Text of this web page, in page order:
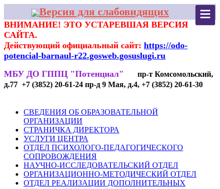
Версия для слабовидящих
ВНИМАНИЕ! ЭТО УСТАРЕВШАЯ ВЕРСИЯ
САЙТА.
Действующий официальный сайт: https://odo-
potencial-barnaul-r22.gosweb.gosuslugi.ru
МБУ ДО ГППЦ "Потенциал"
пр-т Комсомольский,
д.77 +7 (3852) 20-61-24 пр-д 9 Мая, д.4, +7 (3852) 20-61-30
СВЕДЕНИЯ ОБ ОБРАЗОВАТЕЛЬНОЙ
ОРГАНИЗАЦИИ
СТРАНИЧКА ДИРЕКТОРА
УСЛУГИ ЦЕНТРА
ОТДЕЛ ПСИХОЛОГО-ПЕДАГОГИЧЕСКОГО
СОПРОВОЖДЕНИЯ
НАУЧНО-ИССЛЕДОВАТЕЛЬСКИЙ ОТДЕЛ
ОРГАНИЗАЦИОННО-МЕТОДИЧЕСКИЙ ОТДЕЛ
ОТДЕЛ РЕАЛИЗАЦИИ ДОПОЛНИТЕЛЬНЫХ